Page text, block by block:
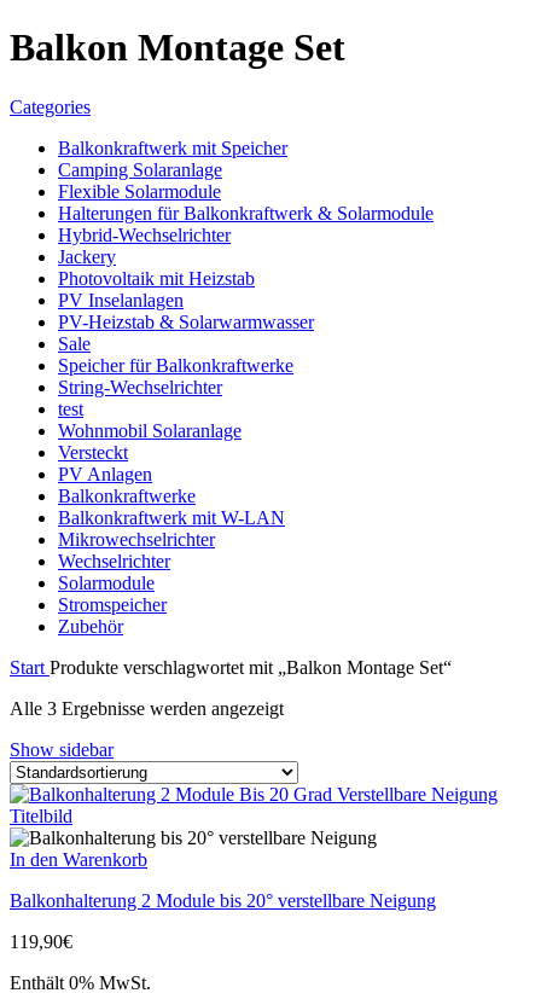
Balkon Montage Set
Categories
Balkonkraftwerk mit Speicher
Camping Solaranlage
Flexible Solarmodule
Halterungen für Balkonkraftwerk & Solarmodule
Hybrid-Wechselrichter
Jackery
Photovoltaik mit Heizstab
PV Inselanlagen
PV-Heizstab & Solarwarmwasser
Sale
Speicher für Balkonkraftwerke
String-Wechselrichter
test
Wohnmobil Solaranlage
Versteckt
PV Anlagen
Balkonkraftwerke
Balkonkraftwerk mit W-LAN
Mikrowechselrichter
Wechselrichter
Solarmodule
Stromspeicher
Zubehör
Start Produkte verschlagwortet mit „Balkon Montage Set“
Alle 3 Ergebnisse werden angezeigt
Show sidebar
In den Warenkorb
Balkonhalterung 2 Module bis 20° verstellbare Neigung
119,90€
Enthält 0% MwSt.